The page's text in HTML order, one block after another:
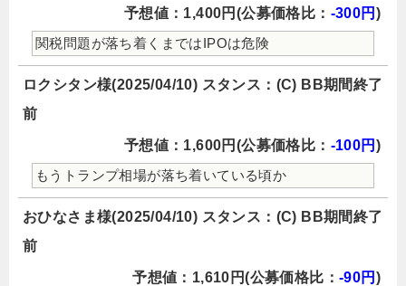
予想値：1,400円(公募価格比： -300円 )
関税問題が落ち着くまではIPOは危険
ロクシタン様(2025/04/10) スタンス：(C) BB期間終了
前
予想値：1,600円(公募価格比： -100円 )
もうトランプ相場が落ち着いている頃か
おひなさま様(2025/04/10) スタンス：(C) BB期間終了
前
予想値：1,610円(公募価格比： -90円 )